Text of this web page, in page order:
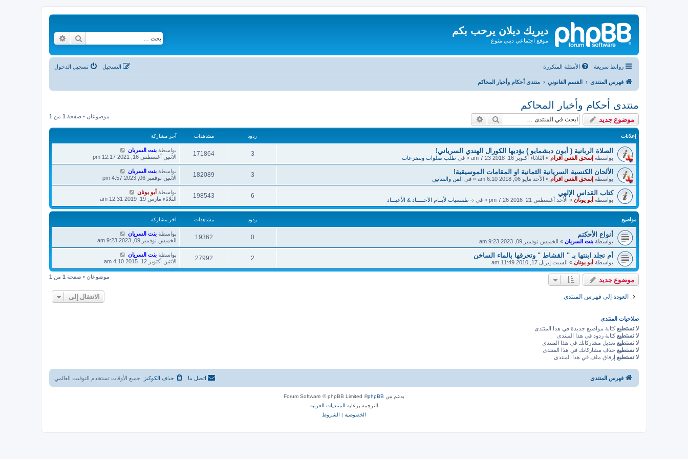
ديريك ديلان يرحب بكم
موقع اجتماعي ديني منوع بحث
روابط سريعة الأسئلة المتكررة تسجيل الدخول التسجيل
فهرس المنتدى القسم القانوني منتدى أحكام وأخبار المحاكم
منتدى أحكام وأخبار المحاكم
موضوع جديد بحث موضوعان • صفحة 1 من 1
إعلانات ردود مشاهدات آخر مشاركة
الصلاة الربانية ( أبون دبشمايو ) يؤديها الكورال الهندي السرياني!
بواسطة إسحق القس افرام » الثلاثاء أكتوبر 16, 2018 7:23 am » في طلب صلوات وتضرعات
3
171864 بواسطة بنت السريان
الاثنين أغسطس 16, 2021 12:17 pm
الألحان الكنسية السريانية الثمانية او المقامات الموسيقية!
بواسطة إسحق القس افرام » الأحد مايو 06, 2018 6:10 am » في الفن والفنانين
3
182089 بواسطة بنت السريان
الاثنين نوفمبر 06, 2023 4:57 pm
كتاب القداس الإلهي
بواسطة أبو يونان » الأحد أغسطس 21, 2016 7:26 pm » في ܀ طقسيات لأيــام الآحـــــاد & الأعيـــاد
6
198543 بواسطة أبو يونان
الثلاثاء مارس 19, 2019 12:31 am
مواضيع ردود مشاهدات آخر مشاركة
أنواع الأحكتم
بواسطة بنت السريان » الخميس نوفمبر 09, 2023 9:23 am
0
19362 بواسطة بنت السريان
الخميس نوفمبر 09, 2023 9:23 am
أم تجلد ابنتها بـ " القشاط " وتحرقها بالماء الساخن
بواسطة أبو يونان » السبت إبريل 17, 2010 11:49 am
2
27992 بواسطة بنت السريان
الاثنين أكتوبر 12, 2015 4:10 am
موضوع جديد موضوعان • صفحة 1 من 1
العودة إلى فهرس المنتدى الانتقال إلى
صلاحيات المنتدى
لا تستطيع كتابة مواضيع جديدة في هذا المنتدى
لا تستطيع كتابة ردود في هذا المنتدى
لا تستطيع تعديل مشاركاتك في هذا المنتدى
لا تستطيع حذف مشاركاتك في هذا المنتدى
لا تستطيع إرفاق ملف في هذا المنتدى
فهرس المنتدى جميع الأوقات تستخدم التوقيت العالمي حذف الكوكيز اتصل بنا
بدعم من phpBB
® Forum Software © phpBB Limited
الترجمة برعاية المنتديات العربية
الخصوصية | الشروط